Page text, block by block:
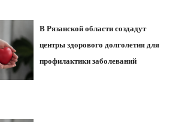
В Рязанской области создадут
центры здорового долголетия для
профилактики заболеваний